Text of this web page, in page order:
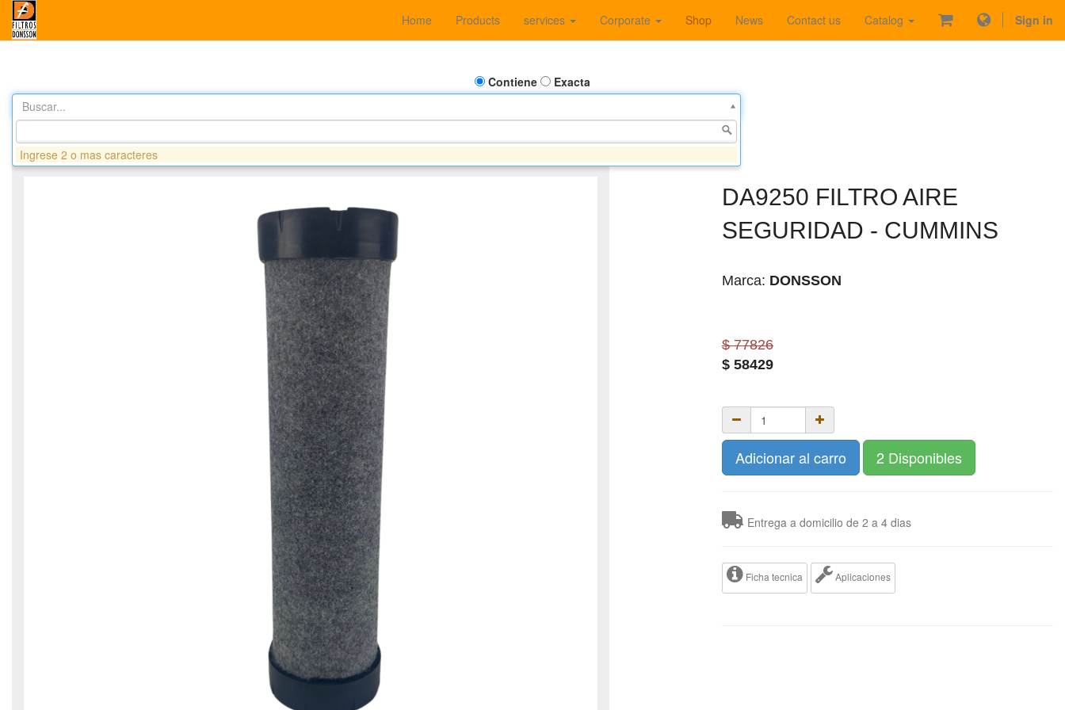
Home Products services Corporate Shop News Contact us Catalog Sign in
Contiene
Exacta
Buscar...
DA9250 FILTRO AIRE
SEGURIDAD - CUMMINS
Marca: DONSSON
$ 77826
$ 58429
Adicionar al carro 2 Disponibles
Entrega a domicilio de 2 a 4 dias
Ficha tecnica Aplicaciones
Ingrese 2 o mas caracteres